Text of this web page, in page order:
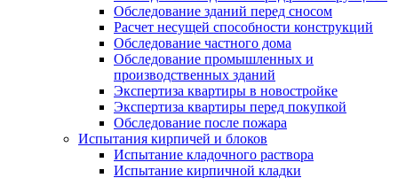
Обследование зданий перед сносом
Расчет несущей способности конструкций
Обследование частного дома
Обследование промышленных и
производственных зданий
Экспертиза квартиры в новостройке
Экспертиза квартиры перед покупкой
Обследование после пожара
Испытания кирпичей и блоков
Испытание кладочного раствора
Испытание кирпичной кладки